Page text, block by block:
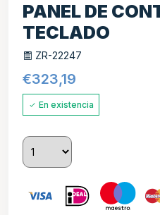
PANEL DE
TECLADO
ZR-22247
€323,19
En existencia